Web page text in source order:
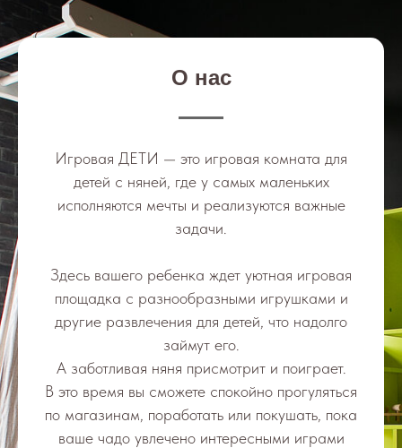
О нас
Игровая ДЕТИ — это игровая комната для
детей с няней, где у самых маленьких
исполняются мечты и реализуются важные
задачи.
Здесь вашего ребенка ждет уютная игровая
площадка с разнообразными игрушками и
другие развлечения для детей, что надолго
займут его.
А заботливая няня присмотрит и поиграет.
В это время вы сможете спокойно прогуляться
по магазинам, поработать или покушать, пока
ваше чадо увлечено интересными играми